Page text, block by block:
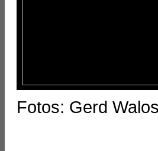
Fotos: Gerd